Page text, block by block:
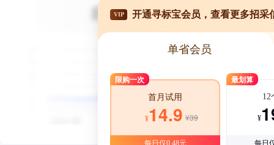
VIP 开通寻标宝会员，查看更多招采
单省会员
限购一次
首月试用
¥14.9 ¥39
每日仅0.48元
最划算
12
¥
每日